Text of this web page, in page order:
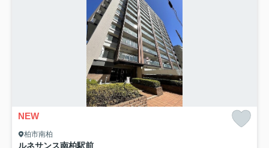
NEW
柏市南柏
ルネサンス南柏駅前